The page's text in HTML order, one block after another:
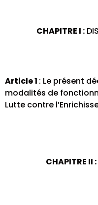
CHAPITRE I :
Article 1 : Le présent
modalités de
Lutte contre
CHAPITRE II :